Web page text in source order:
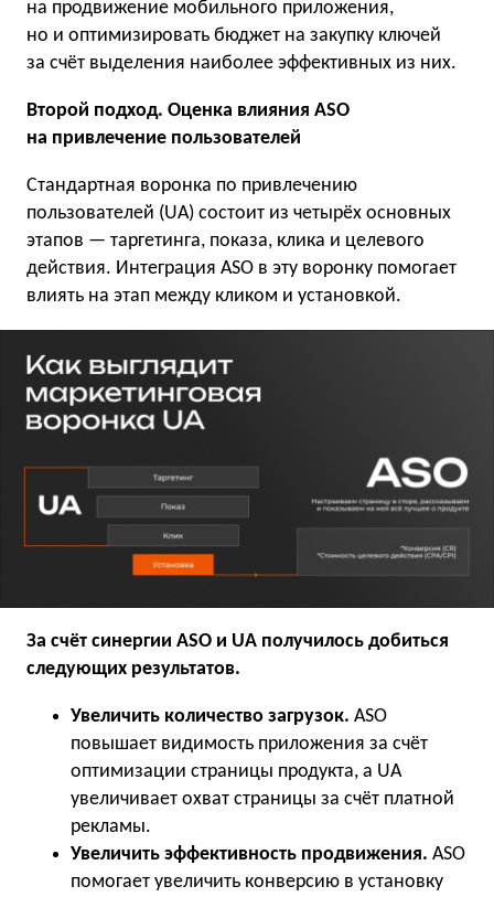
на продвижение мобильного приложения,
но и оптимизировать бюджет на закупку ключей
за счёт выделения наиболее эффективных из них.
Второй подход. Оценка влияния ASO
на привлечение пользователей
Стандартная воронка по привлечению
пользователей (UA) состоит из четырёх основных
этапов — таргетинга, показа, клика и целевого
действия. Интеграция ASO в эту воронку помогает
влиять на этап между кликом и установкой.
За счёт синергии ASO и UA получилось добиться
следующих результатов.
Увеличить количество загрузок. ASO
повышает видимость приложения за счёт
оптимизации страницы продукта, а UA
увеличивает охват страницы за счёт платной
рекламы.
Увеличить эффективность продвижения. ASO
помогает увеличить конверсию в установку